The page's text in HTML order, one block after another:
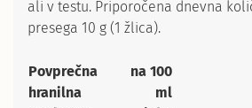
ali v testu. Priporočena dnevna
presega 10 g (1 žlica).
Povprečna
hranilna
na 100
ml